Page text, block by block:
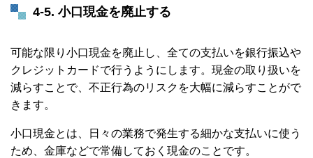
4-5. 小口現金を廃止する
可能な限り小口現金を廃止し、全ての支払いを銀行振込や
クレジットカードで行うようにします。現金の取り扱いを
減らすことで、不正行為のリスクを大幅に減らすことがで
きます。
小口現金とは、日々の業務で発生する細かな支払いに使う
ため、金庫などで常備しておく現金のことです。